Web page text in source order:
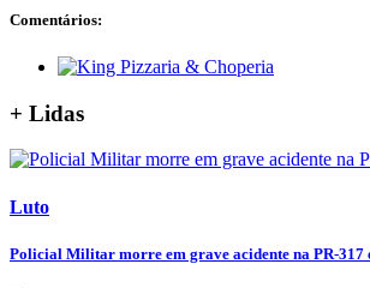
Comentários:
+ Lidas
Luto
Policial Militar morre em grave acidente na PR-